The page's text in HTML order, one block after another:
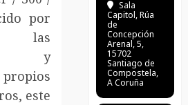
por
las
y
este
Sala
Capitol, Rúa
de
Concepción
Arenal, 5,
15702
Santiago de
Compostela,
A Coruña